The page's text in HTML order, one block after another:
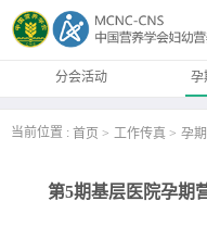
分会活动 孕
当前位置 : 首页 工作传真 孕
第5期基层医院孕期